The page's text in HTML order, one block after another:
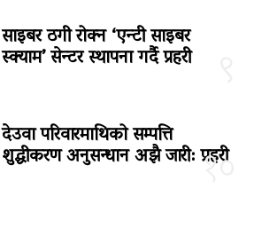
साइबर ठगी रोक्न ‘एन्टी साइबर
स्क्याम’ सेन्टर स्थापना गर्दै प्रहरी
१०
देउवा परिवारमाथिको सम्पत्ति
शुद्धीकरण अनुसन्धान अझै जारी: प्रहरी